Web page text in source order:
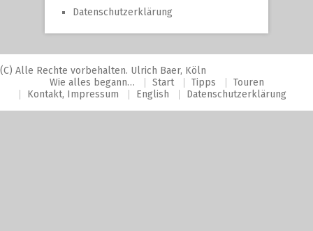
Datenschutzerklärung
(C) Alle Rechte vorbehalten. Ulrich Baer, Köln
Wie alles begann…
Start Tipps
Touren
Kontakt, Impressum
English Datenschutzerklärung